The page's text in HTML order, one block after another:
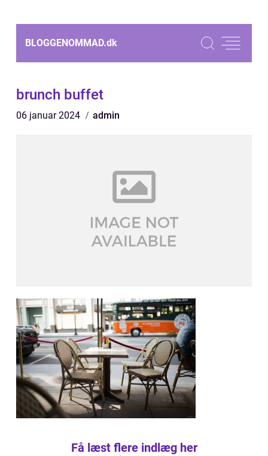
BLOGGENOMMAD.dk
brunch buffet
06 januar 2024 admin
Få læst flere indlæg her